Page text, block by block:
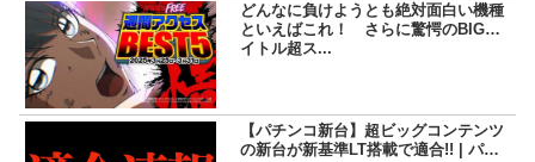
どんなに負けようとも絶対面白い機種
といえばこれ！ さらに驚愕のBIGタ
イトル超ス...
【パチンコ新台】超ビッグコンテンツ
の新台が新基準LT搭載で適合!! | パチ